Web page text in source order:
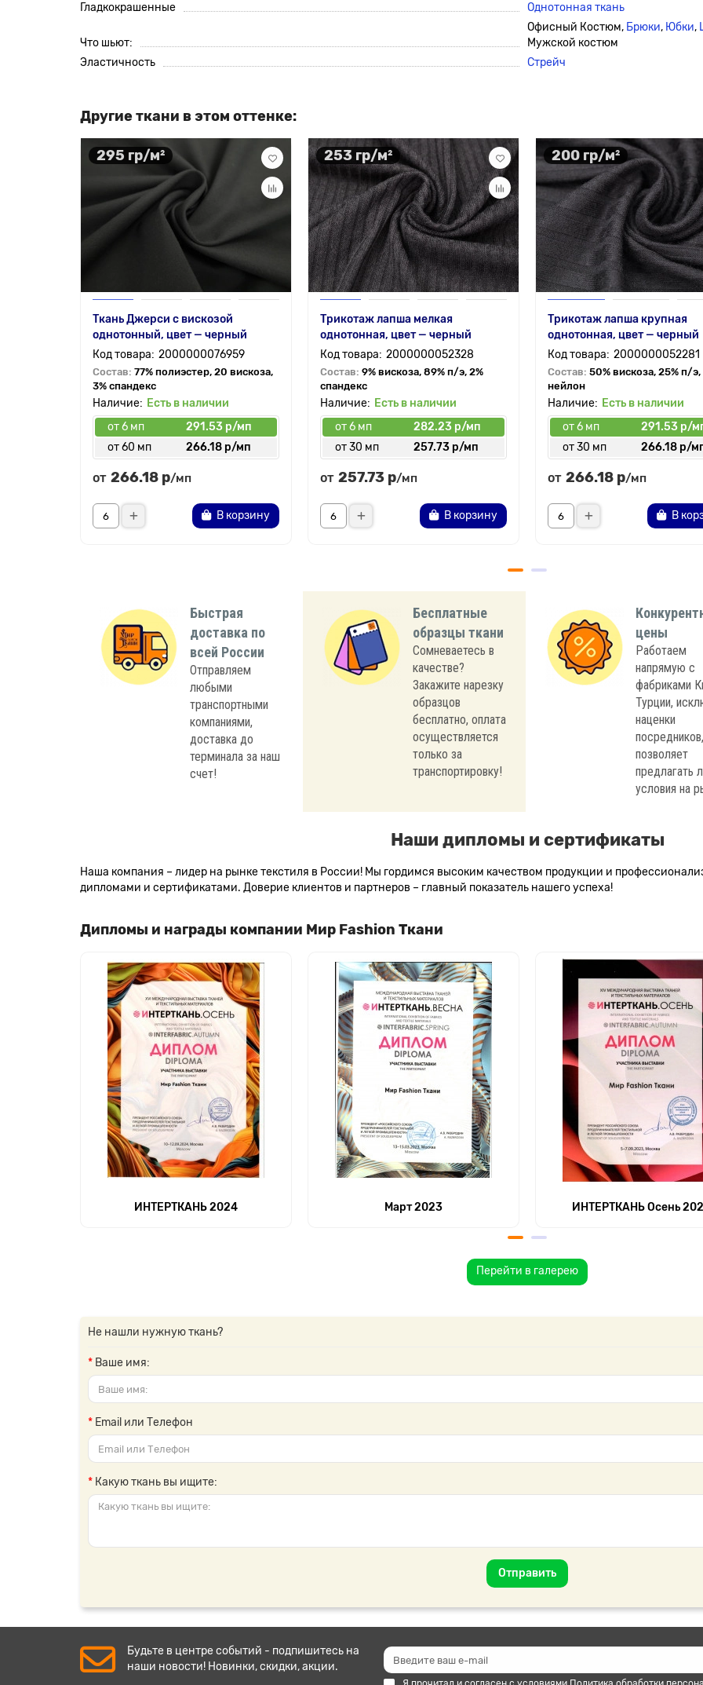
Гладкокрашенные
Однотонная ткань
Что шьют:
Офисный Костюм, Брюки, Юбки,
Мужской костюм
Эластичность
Стрейч
Другие ткани в этом оттенке:
295 гр/м²
Ткань Джерси с вискозой
однотонный, цвет — черный
2000000076959
Состав: 77% полиэстер, 20 вискоза,
3% спандекс
Есть в наличии
от 6 мп
291.53 р/мп
от 60 мп
266.18 р/мп
от 266.18 р/мп
В корзину
253 гр/м²
Трикотаж лапша мелкая
однотонная, цвет — черный
2000000052328
Состав: 9% вискоза, 89% п/э, 2%
спандекс
Есть в наличии
от 6 мп
282.23 р/мп
от 30 мп
257.73 р/мп
от 257.73 р/мп
В корзину
200 гр/м²
Трикотаж лапша крупная
однотонная, цвет — черный
2000000052281
Состав: 50% вискоза, 25% п/э,
нейлон
Есть в наличии
от 6 мп
291.53 р/
от 30 мп
266.18 р/
от 266.18 р/мп
В
Быстрая
доставка по
всей России
Отправляем
любыми
транспортными
компаниями,
доставка до
терминала за наш
счет!
Бесплатные
образцы ткани
Сомневаетесь в
качестве?
Закажите нарезку
образцов
бесплатно, оплата
осуществляется
только за
транспортировку!
цены
Работаем
напрямую с
фабриками
Турции,
наценки
позволяет
предлагать
условия на
Наши дипломы и сертификаты
Наша компания – лидер на рынке текстиля в России! Мы гордимся высоким качеством продукции и
дипломами и сертификатами. Доверие клиентов и партнеров – главный показатель нашего успеха!
Дипломы и награды компании Мир Fashion Ткани
ИНТЕРТКАНЬ 2024 Март 2023 ИНТЕРТКАНЬ Осень
Перейти в галерею
Не нашли нужную ткань?
Ваше имя:
Email или Телефон
Какую ткань вы ищите:
Отправить
Будьте в центре событий - подпишитесь на
наши новости! Новинки, скидки, акции.